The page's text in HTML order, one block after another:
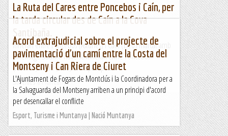
La Ruta del Cares entre Poncebos i Caín, per
la tarda circular des de Caín a la Cova
Itinerari entre Poncebos (Astùries) i Cain (Lleó) marcat amb
el rellotge Suunto Traverse.Itinerari entre Poncebos
(Astùries) i Cain (Lleó) al mapa Alpina...
Sortides a Muntanya
Acord extrajudicial sobre el projecte de
pavimentació d'un camí entre la Costa del
Montseny i Can Riera de Ciuret
L'Ajuntament de Fogars de Montclús i la Coordinadora per a
la Salvaguarda del Montseny arriben a un principi d'acord
per desencallar el conflicte
Esport, Turisme i Muntanya | Nació Muntanya